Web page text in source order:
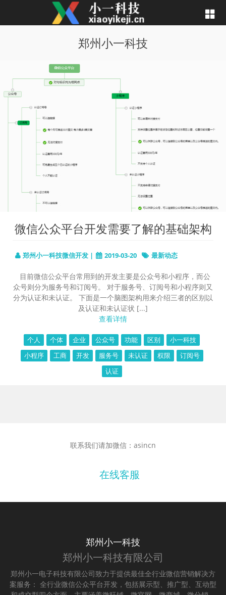
郑州小一科技
微信公众平台开发需要了解的基础架构
郑州小一科技微信开发 | 2019-03-20 最新动态
目前微信公众平台常用到的开发主要是公众号和小程序，而公
众号则分为服务号和订阅号。 对于服务号、订阅号和小程序则又
分为认证和未认证。 下面是一个脑图架构用来介绍三者的区别以
及认证和未认证状 [...]
查看详情
个人 个体 企业 公众号 功能 区别
小一科技
小程序
工商 开发 服务号 未认证 权限
订阅号
认证
联系我们请加微信：asincn
在线客服
郑州小一科技
郑州小一科技有限公司
郑州小一电子科技有限公司致力于提供最佳全行业微信营销解决方
案服务： 全行业微信公众平台开发，包括展示型、推广型、互动型